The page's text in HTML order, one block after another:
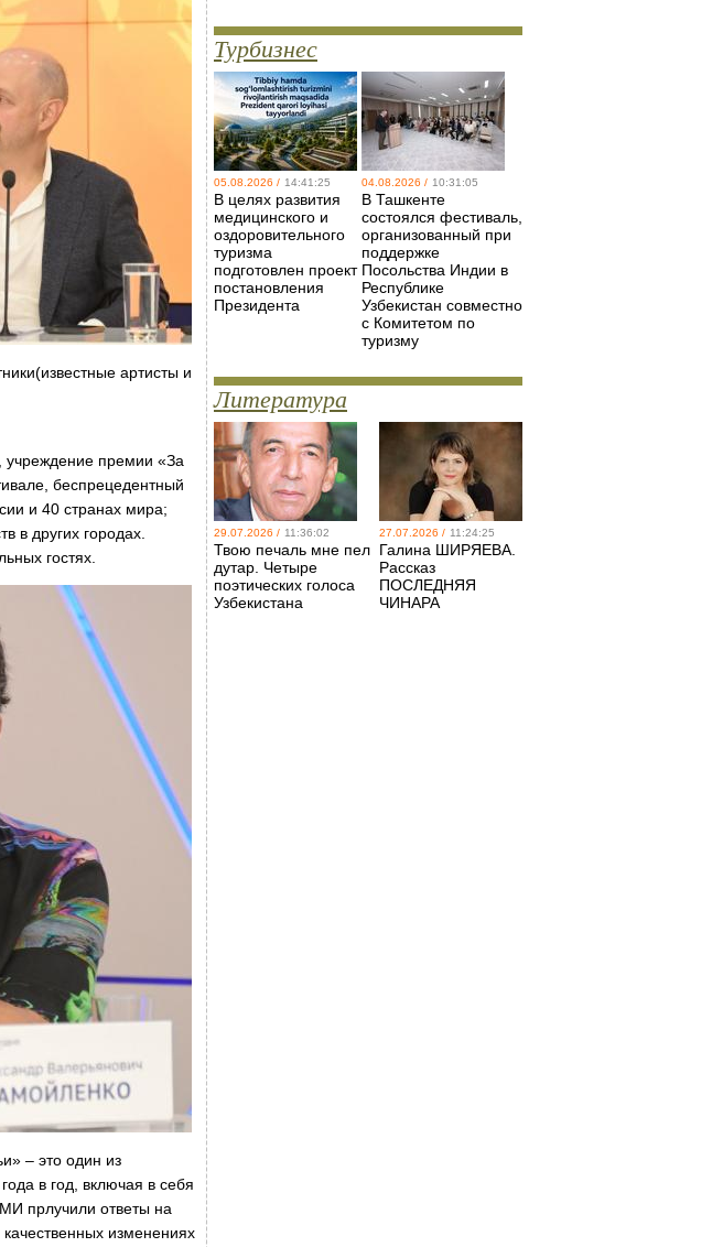
артисты и
учреждение премии «За
беспрецедентный
и 40 странах мира;
в других городах.
гостях.
– это один из
в год, включая в себя
прлучили ответы на
изменениях
Турбизнес
05.08.2026 / 14:41:25
В целях развития
медицинского и
оздоровительного
туризма
подготовлен проект
постановления
Президента
04.08.2026 / 10:31:05
В Ташкенте
состоялся фестиваль,
организованный при
поддержке
Посольства Индии в
Республике
Узбекистан совместно
с Комитетом по
туризму
Литература
29.07.2026 / 11:36:02
Твою печаль мне пел
дутар. Четыре
поэтических голоса
Узбекистана
27.07.2026 / 11:24:25
Галина ШИРЯЕВА.
Рассказ
ПОСЛЕДНЯЯ
ЧИНАРА